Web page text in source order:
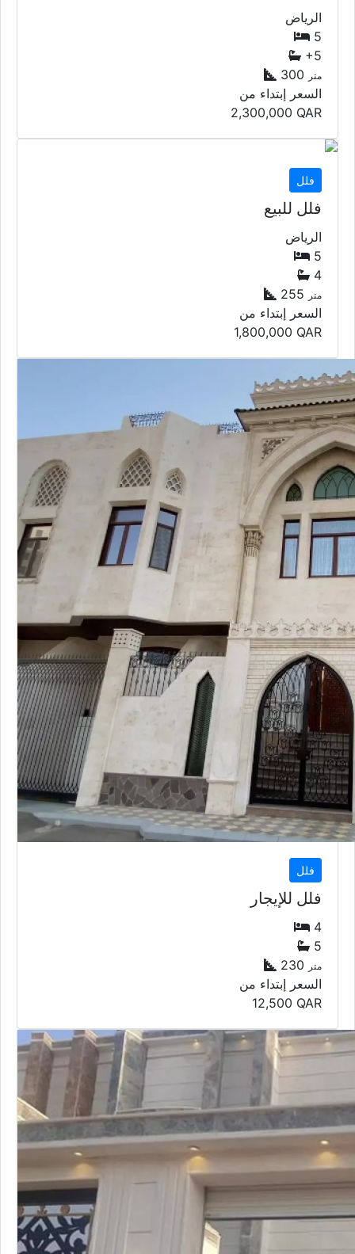
الرياض
5
+5
300 متر
السعر إبتداء من
2,300,000 QAR
فلل
فلل للبيع
الرياض
5
4
255 متر
السعر إبتداء من
1,800,000 QAR
فلل
فلل للإيجار
4
5
230 متر
السعر إبتداء من
12,500 QAR